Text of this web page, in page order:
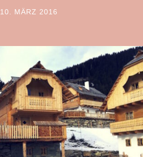
POSTED ON
10. MÄRZ 2016